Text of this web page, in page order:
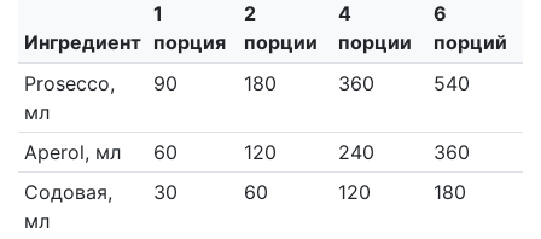
Ингредиент
1
порция
2
порции
4
порции
6
порций
Prosecco,
мл
90 180 360 540
Aperol, мл 60 120 240
360
Содовая,
мл
30 60 120 180